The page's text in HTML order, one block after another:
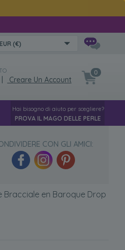
EUR (€)
Creare Un Account
0
Hai bisogno di aiuto per scegliere?
PROVA IL MAGO DELLE PERLE
CON GLI AMICI:
Bracciale en Baroque Drop